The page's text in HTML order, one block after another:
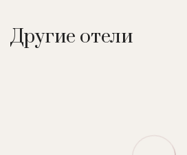
Другие отели